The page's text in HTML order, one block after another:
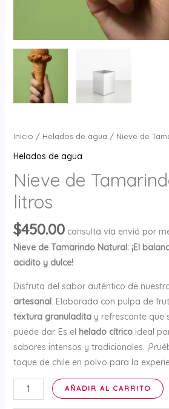
Inicio / Helados de agua / Nieve de
Helados de agua
Nieve de
litros
$450.00 consulta vía envió por
Nieve de Tamarindo Natural: ¡El
acidito y dulce!
Disfruta del sabor auténtico de
artesanal. Elaborada con pulpa de
textura granuladitay refrescante que
puede dar. Es el helado cítricoideal
sabores intensos y tradicionales.
toque de chile en polvo para la
Nieve
de
AÑADIR AL CARRITO